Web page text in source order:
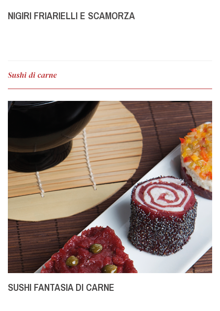
NIGIRI FRIARIELLI E SCAMORZA
Sushi di carne
SUSHI FANTASIA DI CARNE